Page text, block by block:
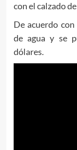
con el calzado
De acuerdo
de agua y se
dólares.